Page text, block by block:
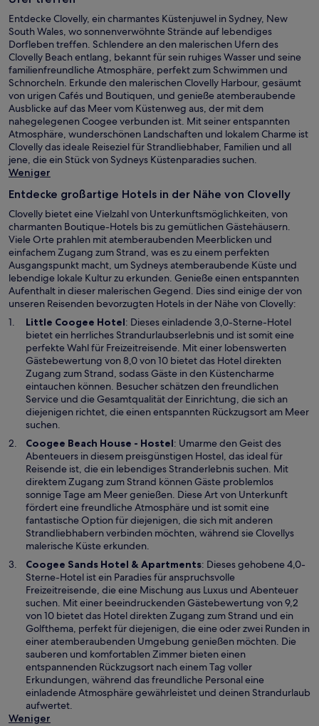
Entdecke Clovelly, ein charmantes Küstenjuwel in Sydney, New
South Wales, wo sonnenverwöhnte Strände auf lebendiges
Dorfleben treffen. Schlendere an den malerischen Ufern des
Clovelly Beach entlang, bekannt für sein ruhiges Wasser und seine
familienfreundliche Atmosphäre, perfekt zum Schwimmen und
Schnorcheln. Erkunde den malerischen Clovelly Harbour, gesäumt
von urigen Cafés und Boutiquen, und genieße atemberaubende
Ausblicke auf das Meer vom Küstenweg aus, der mit dem
nahegelegenen Coogee verbunden ist. Mit seiner entspannten
Atmosphäre, wunderschönen Landschaften und lokalem Charme ist
Clovelly das ideale Reiseziel für Strandliebhaber, Familien und all
jene, die ein Stück von Sydneys Küstenparadies suchen.
Weniger
Entdecke großartige Hotels in der Nähe von Clovelly
Clovelly bietet eine Vielzahl von Unterkunftsmöglichkeiten, von
charmanten Boutique-Hotels bis zu gemütlichen Gästehäusern.
Viele Orte prahlen mit atemberaubenden Meerblicken und
einfachem Zugang zum Strand, was es zu einem perfekten
Ausgangspunkt macht, um Sydneys atemberaubende Küste und
lebendige lokale Kultur zu erkunden. Genieße einen entspannten
Aufenthalt in dieser malerischen Gegend. Dies sind einige der von
unseren Reisenden bevorzugten Hotels in der Nähe von Clovelly:
Little Coogee HotelW
i
r
d
i
n
e
i
m
n
e
u
e
n
F
e
n
s
t
e
r
g
e
ö
f
f
n
e
: Dieses einladende 3,0-Sterne-Hotel
bietet ein herrliches Strandurlaubserlebnis und ist somit eine
perfekte Wahl für Freizeitreisende. Mit einer lobenswerten
Gästebewertung von 8,0 von 10 bietet das Hotel direkten
Zugang zum Strand, sodass Gäste in den Küstencharme
eintauchen können. Besucher schätzen den freundlichen
Service und die Gesamtqualität der Einrichtung, die sich an
diejenigen richtet, die einen entspannten Rückzugsort am Meer
suchen.
Coogee Beach House - HostelW
i
r
d
n
e
i
m
n
e
u
e
n
F
e
n
s
t
: Umarme den Geist des
Abenteuers in diesem preisgünstigen Hostel, das ideal für
Reisende ist, die ein lebendiges Stranderlebnis suchen. Mit
direktem Zugang zum Strand können Gäste problemlos
sonnige Tage am Meer genießen. Diese Art von Unterkunft
fördert eine freundliche Atmosphäre und ist somit eine
fantastische Option für diejenigen, die sich mit anderen
Strandliebhabern verbinden möchten, während sie Clovellys
malerische Küste erkunden.
Coogee Sands Hotel & ApartmentsW
i
r
d
i
n
e
i
n
e
m
: Dieses gehobene 4,0-
Sterne-Hotel ist ein Paradies für anspruchsvolle
Freizeitreisende, die eine Mischung aus Luxus und Abenteuer
suchen. Mit einer beeindruckenden Gästebewertung von 9,2
von 10 bietet das Hotel direkten Zugang zum Strand und ein
Golfthema, perfekt für diejenigen, die eine oder zwei Runden in
einer atemberaubenden Umgebung genießen möchten. Die
sauberen und komfortablen Zimmer bieten einen
entspannenden Rückzugsort nach einem Tag voller
Erkundungen, während das freundliche Personal eine
einladende Atmosphäre gewährleistet und deinen Strandurlaub
aufwertet.
Weniger